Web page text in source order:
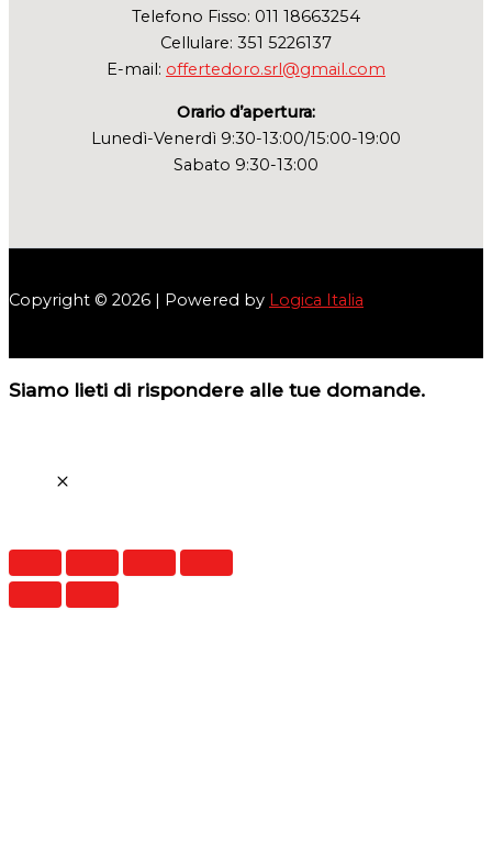
Telefono Fisso: 011 18663254
Cellulare: 351 5226137
E-mail: offertedoro.srl@gmail.com
Orario d’apertura:
Lunedì-Venerdì 9:30-13:00/15:00-19:00
Sabato 9:30-13:00
Copyright © 2026 | Powered by Logica Italia
Siamo lieti di rispondere alle tue domande.